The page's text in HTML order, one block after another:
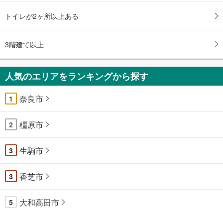
トイレが2ヶ所以上ある
3階建て以上
人気のエリアをランキングから探す
1 奈良市
2 橿原市
3 生駒市
3 香芝市
5 大和高田市